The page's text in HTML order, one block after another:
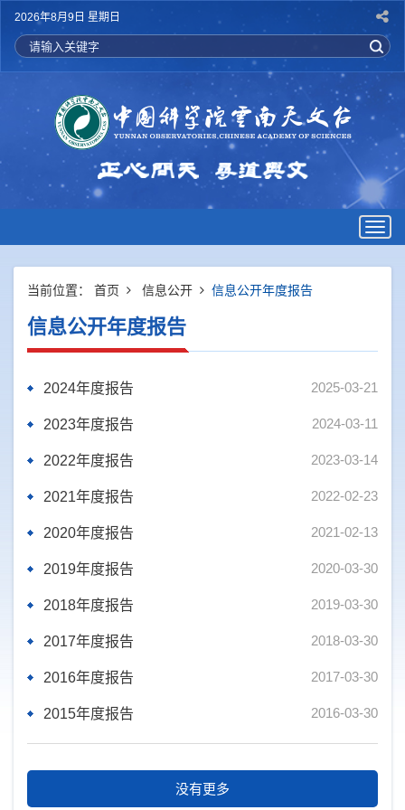
2026年8月9日 星期日
当前位置： 首页 信息公开 信息公开年度报告
信息公开年度报告
2025-03-21
2024年度报告
2024-03-11
2023年度报告
2023-03-14
2022年度报告
2022-02-23
2021年度报告
2021-02-13
2020年度报告
2020-03-30
2019年度报告
2019-03-30
2018年度报告
2018-03-30
2017年度报告
2017-03-30
2016年度报告
2016-03-30
2015年度报告
没有更多